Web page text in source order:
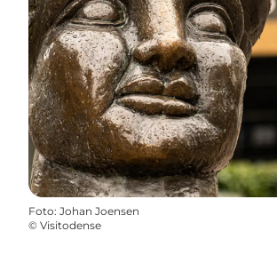
Foto: Johan Joensen
© Visitodense